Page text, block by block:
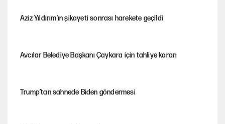
Aziz Yıldırım’ın şikayeti sonrası harekete geçildi
Avcılar Belediye Başkanı Çaykara için tahliye kararı
Trump’tan sahnede Biden göndermesi